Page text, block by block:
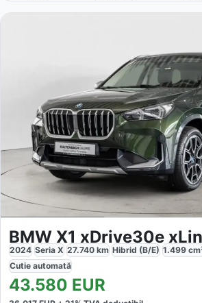
BMW X1 xDrive30e
2024 Seria X 27.740 km Hibrid (B/E) 1.499
Cutie automată
43.580 EUR